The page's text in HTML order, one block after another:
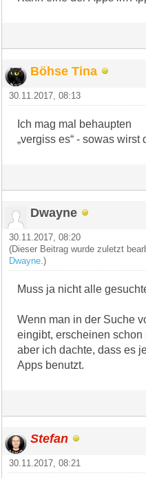
Böhse Tina
30.11.2017, 08:13
Ich mag mal behaupten
„vergiss es“ - sowas
Dwayne
30.11.2017, 08:20
(Dieser Beitrag wurde zuletzt
Dwayne .)
Muss ja nicht alle
Wenn man in der Suche
eingibt, erscheinen schon
aber ich dachte, dass es
Apps benutzt.
Stefan
30.11.2017, 08:21